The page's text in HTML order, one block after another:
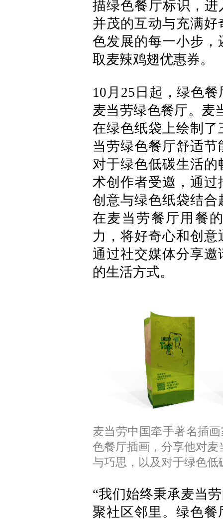
描绿色餐厅标识，
并茂的互动与充满
色发展的每一小步
取麦辣鸡翅优惠券。
10月25日起，绿色
麦当劳绿色餐厅。麦
在绿色纸袋上绘制
当劳绿色餐厅舒适
对于绿色低碳生活
术创作者受邀，通
创意与绿色纸袋结
在麦当劳餐厅用餐
力，将好奇心和创
通过社交媒体分享
的生活方式。
麦当劳中国牵手著名插
色餐厅插画，分享他对
与巧思，以及对于绿色低
“我们始终秉承麦当
聚社区邻里。绿色